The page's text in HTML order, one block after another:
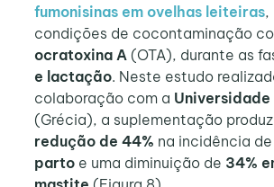
fumonisinas em ovelhas leiteiras,
condições de cocontaminação
ocratoxina A (OTA), durante as
e lactação. Neste estudo
colaboração com a Universidade
(Grécia), a suplementação
redução de 44% na incidência de
partoe uma diminuição de 34%